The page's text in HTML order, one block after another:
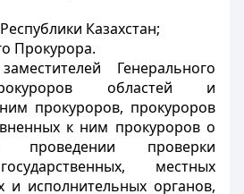
Казахстан;
Прокурора.
Генерального
областей и
прокуроров, прокуроров
к ним прокуроров о
проведении проверки
местных
и исполнительных органов,